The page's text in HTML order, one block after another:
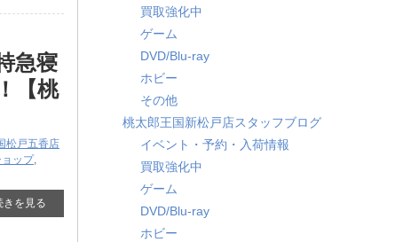
急寝
【桃
松戸五香店
ップ,
きを見る
買取強化中
ゲーム
DVD/Blu-ray
ホビー
その他
桃太郎王国新松戸店スタッフブログ
イベント・予約・入荷情報
買取強化中
ゲーム
DVD/Blu-ray
ホビー